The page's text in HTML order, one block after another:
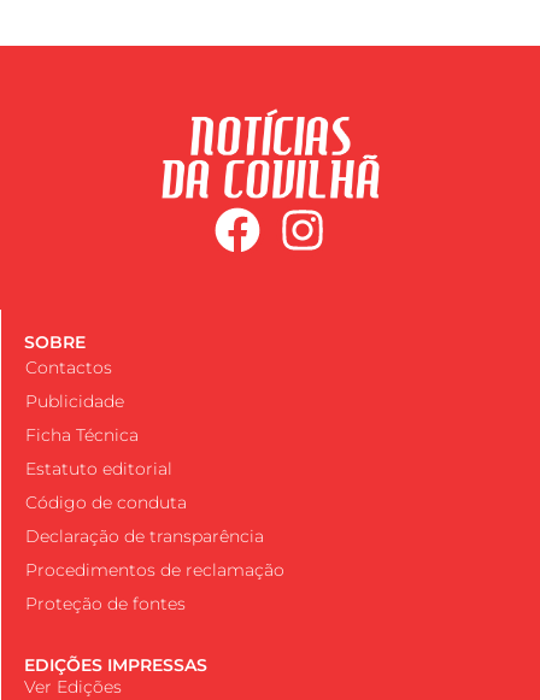
SOBRE
Contactos
Publicidade
Ficha Técnica
Estatuto editorial
Código de conduta
Declaração de transparência
Procedimentos de reclamação
Proteção de fontes
EDIÇÕES IMPRESSAS
Ver Edições